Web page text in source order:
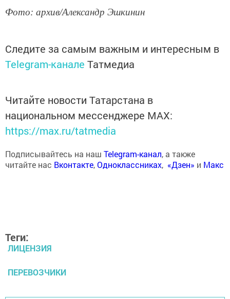
Фото: архив/Александр Эшкинин
Следите за самым важным и интересным в
Telegram-канале Татмедиа
Читайте новости Татарстана в
национальном мессенджере MАХ:
https://max.ru/tatmedia
Подписывайтесь на наш Telegram-канал, а также
читайте нас Вконтакте,Одноклассниках, «Дзен» и Макс
Теги:
ЛИЦЕНЗИЯ
ПЕРЕВОЗЧИКИ